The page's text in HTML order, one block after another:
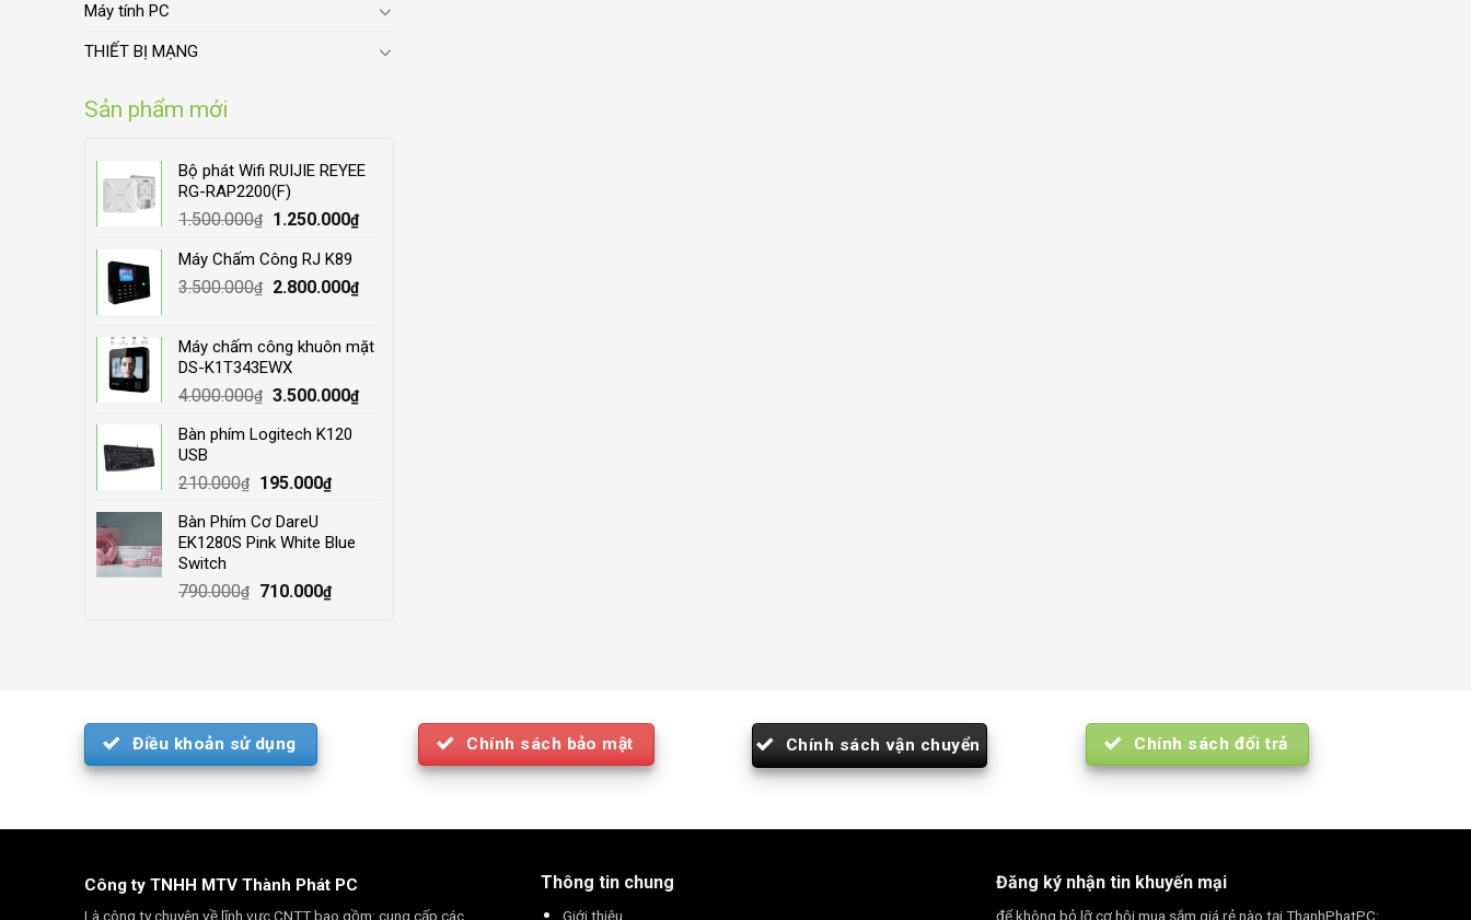
Máy tính PC
THIẾT BỊ MẠNG
Sản phẩm mới
Bộ phát Wifi RUIJIE REYEE
RG-RAP2200(F)
1.500.000₫
Original
was:
1.500.000₫.
1.250.000₫Current
1.250.000₫.
Máy Chấm Công RJ K89
3.500.000₫
Original
3.500.000₫.
2.800.000₫Current
2.800.000₫.
Máy chấm công khuôn mặt
DS-K1T343EWX
4.000.000₫ Original
was:
3.500.000₫Current
Bàn phím Logitech K120
USB
210.000₫
Original
was:
210.000₫.
195.000₫Current
195.000₫.
Bàn Phím Cơ DareU
EK1280S Pink White Blue
Switch
790.000₫
Original
710.000₫Current
Điều khoản sử dụng Chính sách bảo mật Chính sách vận chuyển Chính sách đổi trả
Công ty TNHH MTV Thành Phát PC
Là công ty chuyên về lĩnh vực CNTT bao gồm: cung cấp các
Thông tin chung
Giới thiệu
Đăng ký nhận tin khuyến mại
để không bỏ lỡ cơ hội mua sắm giá rẻ nào tại ThanhPhatPC: